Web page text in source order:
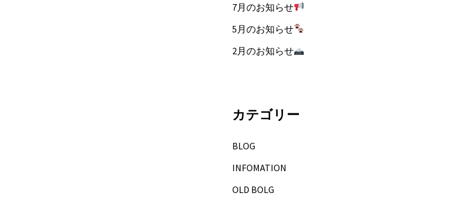
7月のお知らせ
5月のお知らせ
2月のお知らせ
カテゴリー
BLOG
INFOMATION
OLD BOLG